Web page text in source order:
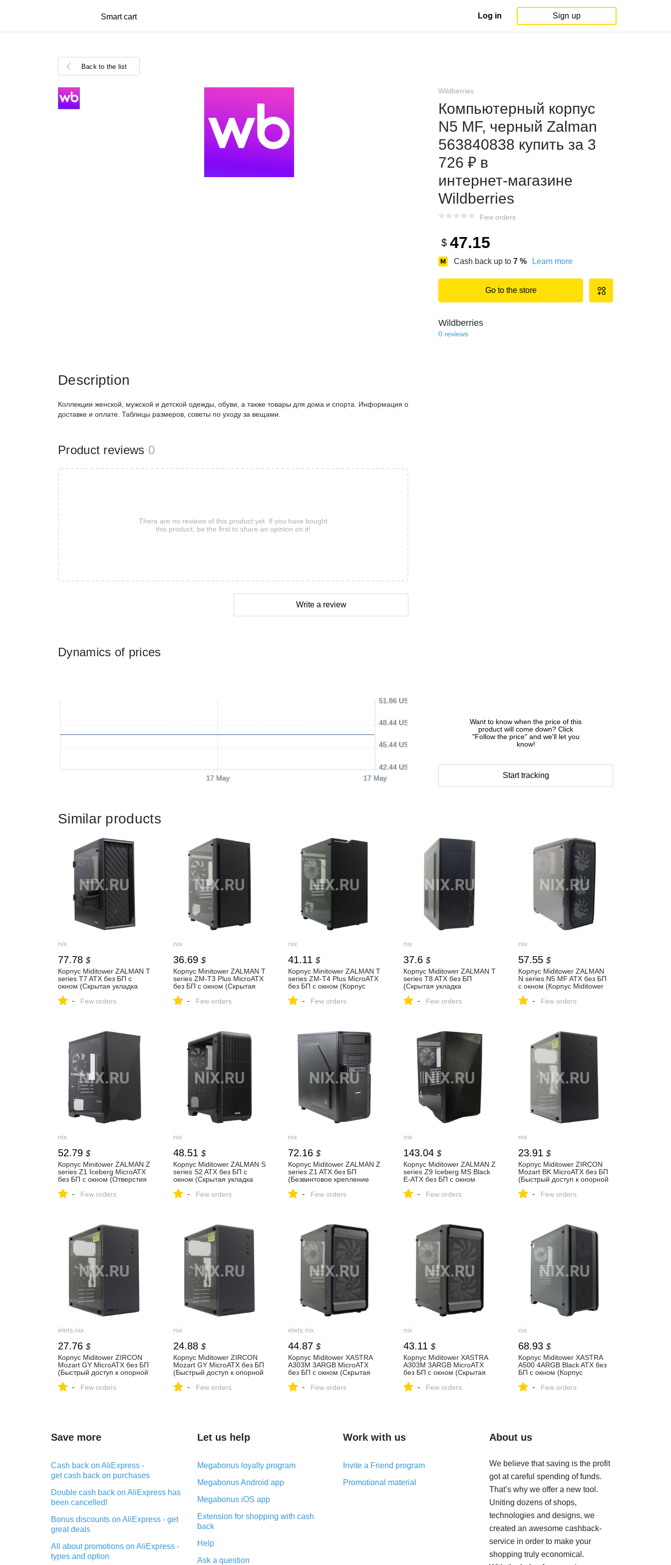
Smart cart Log in Sign up
Back to the list
Wildberries
Компьютерный корпус
N5 MF, черный Zalman
563840838 купить за 3
726 ₽ в
интернет‑магазине
Wildberries
Few orders
$ 47.15
Cash back up to 7 % Learn more
Go to the store
Wildberries
0 reviews
Dynamics of prices
17 May 17 May
42.44 USD
45.44 USD
48.44 USD
51.86 USD
Want to know when the price of this
product will come down? Click
"Follow the price" and we'll let you
know!
Start tracking
Description
Коллекции женской, мужской и детской одежды, обуви, а также товары для дома и спорта. Информация о
доставке и оплате. Таблицы размеров, советы по уходу за вещами.
Product reviews 0
There are no reviews of this product yet. If you have bought
this product, be the first to share an opinion on it!
Write a review
Similar products
nix
77.78 $
Корпус Miditower ZALMAN T
series T7 ATX без БП с
окном (Скрытая укладка
накопителей позади платы,
- Few orders
nix
36.69 $
Корпус Minitower ZALMAN T
series ZM-T3 Plus MicroATX
без БП с окном (Скрытая
доступ к опорной пластине
купить, цена и
характеристики, отзывы
- Few orders
nix
41.11 $
Корпус Minitower ZALMAN T
series ZM-T4 Plus MicroATX
без БП с окном (Корпус
Виброгасящие прокладки
- Few orders
nix
37.6 $
Корпус Miditower ZALMAN T
series T8 ATX без БП
(Скрытая укладка
накопителей позади платы)
- Few orders
nix
57.55 $
Корпус Miditower ZALMAN
N series N5 MF ATX без БП
с окном (Корпус Miditower
вентилятора,
характеристики, отзывы
- Few orders
nix
52.79 $
Корпус Minitower ZALMAN Z
series Z1 Iceberg MicroATX
без БП с окном (Отверстия
элементов СВО) — купить,
- Few orders
nix
48.51 $
Корпус Miditower ZALMAN S
series S2 ATX без БП с
окном (Скрытая укладка
к опорной пластине кулера,
- Few orders
nix
72.16 $
Корпус Miditower ZALMAN Z
series Z1 ATX без БП
(Безвинтовое крепление
для вывода наружу
шлейфов) — купить, цена и
характеристики, отзывы
- Few orders
nix
143.04 $
Корпус Miditower ZALMAN Z
series Z9 Iceberg MS Black
E-ATX без БП с окном
шлейфов, Быстрый доступ
Вертикальная установка
карт расширения) —
купить, цена и
характеристики, отзывы
- Few orders
nix
23.91 $
Корпус Miditower ZIRCON
Mozart BK MicroATX без БП
(Быстрый доступ к опорной
цена и характеристики,
- Few orders
elets.nix
27.76 $
Корпус Miditower ZIRCON
Mozart GY MicroATX без БП
(Быстрый доступ к опорной
в городе ЕЛЕЦ
- Few orders
nix
24.88 $
Корпус Miditower ZIRCON
Mozart GY MicroATX без БП
(Быстрый доступ к опорной
цена и характеристики,
- Few orders
elets.nix
44.87 $
Корпус Miditower XASTRA
A303M 3ARGB MicroATX
без БП с окном (Скрытая
доступ к опорной пластине
- Few orders
nix
43.11 $
Корпус Miditower XASTRA
A303M 3ARGB MicroATX
без БП с окном (Скрытая
доступ к опорной пластине
характеристики, отзывы
- Few orders
nix
68.93 $
Корпус Miditower XASTRA
A500 4ARGB Black ATX без
БП с окном (Корпус
вентилятора) — купить,
- Few orders
Save more
Cash back on AliExpress -
get cash back on purchases
Double cash back on AliExpress has
been cancelled!
Bonus discounts on AliExpress - get
great deals
All about promotions on AliExpress -
types and option
Let us help
Megabonus loyalty program
Megabonus Android app
Megabonus iOS app
Extension for shopping with cash
back
Help
Ask a question
Work with us
Invite a Friend program
Promotional material
About us
We believe that saving is the profit
got at careful spending of funds.
That’s why we offer a new tool.
Uniting dozens of shops,
technologies and designs, we
created an awesome cashback-
service in order to make your
shopping truly economical.